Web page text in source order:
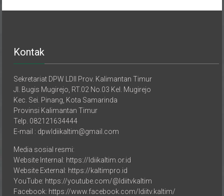
Jl. Bugis Mugirejo, RT.02 No.03 Kel. Mugirejo
Kec. Sei. Pinang, Kota Samarinda
Provinsi Kalimantan Timur
Telp. 082121634444
E-mail : dpwldiikaltim@gmail.com
Website Internal: https://ldiikaltim.or.id
Website External: https://kaltimpro.id
YouTube: https://youtube.com/@ldiitvkaltim
Facebook: https://www.facebook.com/ldiitv.kaltim/
TikTok: https://tiktok.com/@ldiitvkaltim